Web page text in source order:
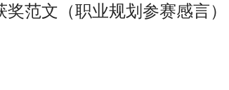
范文（职业规划参赛感言）